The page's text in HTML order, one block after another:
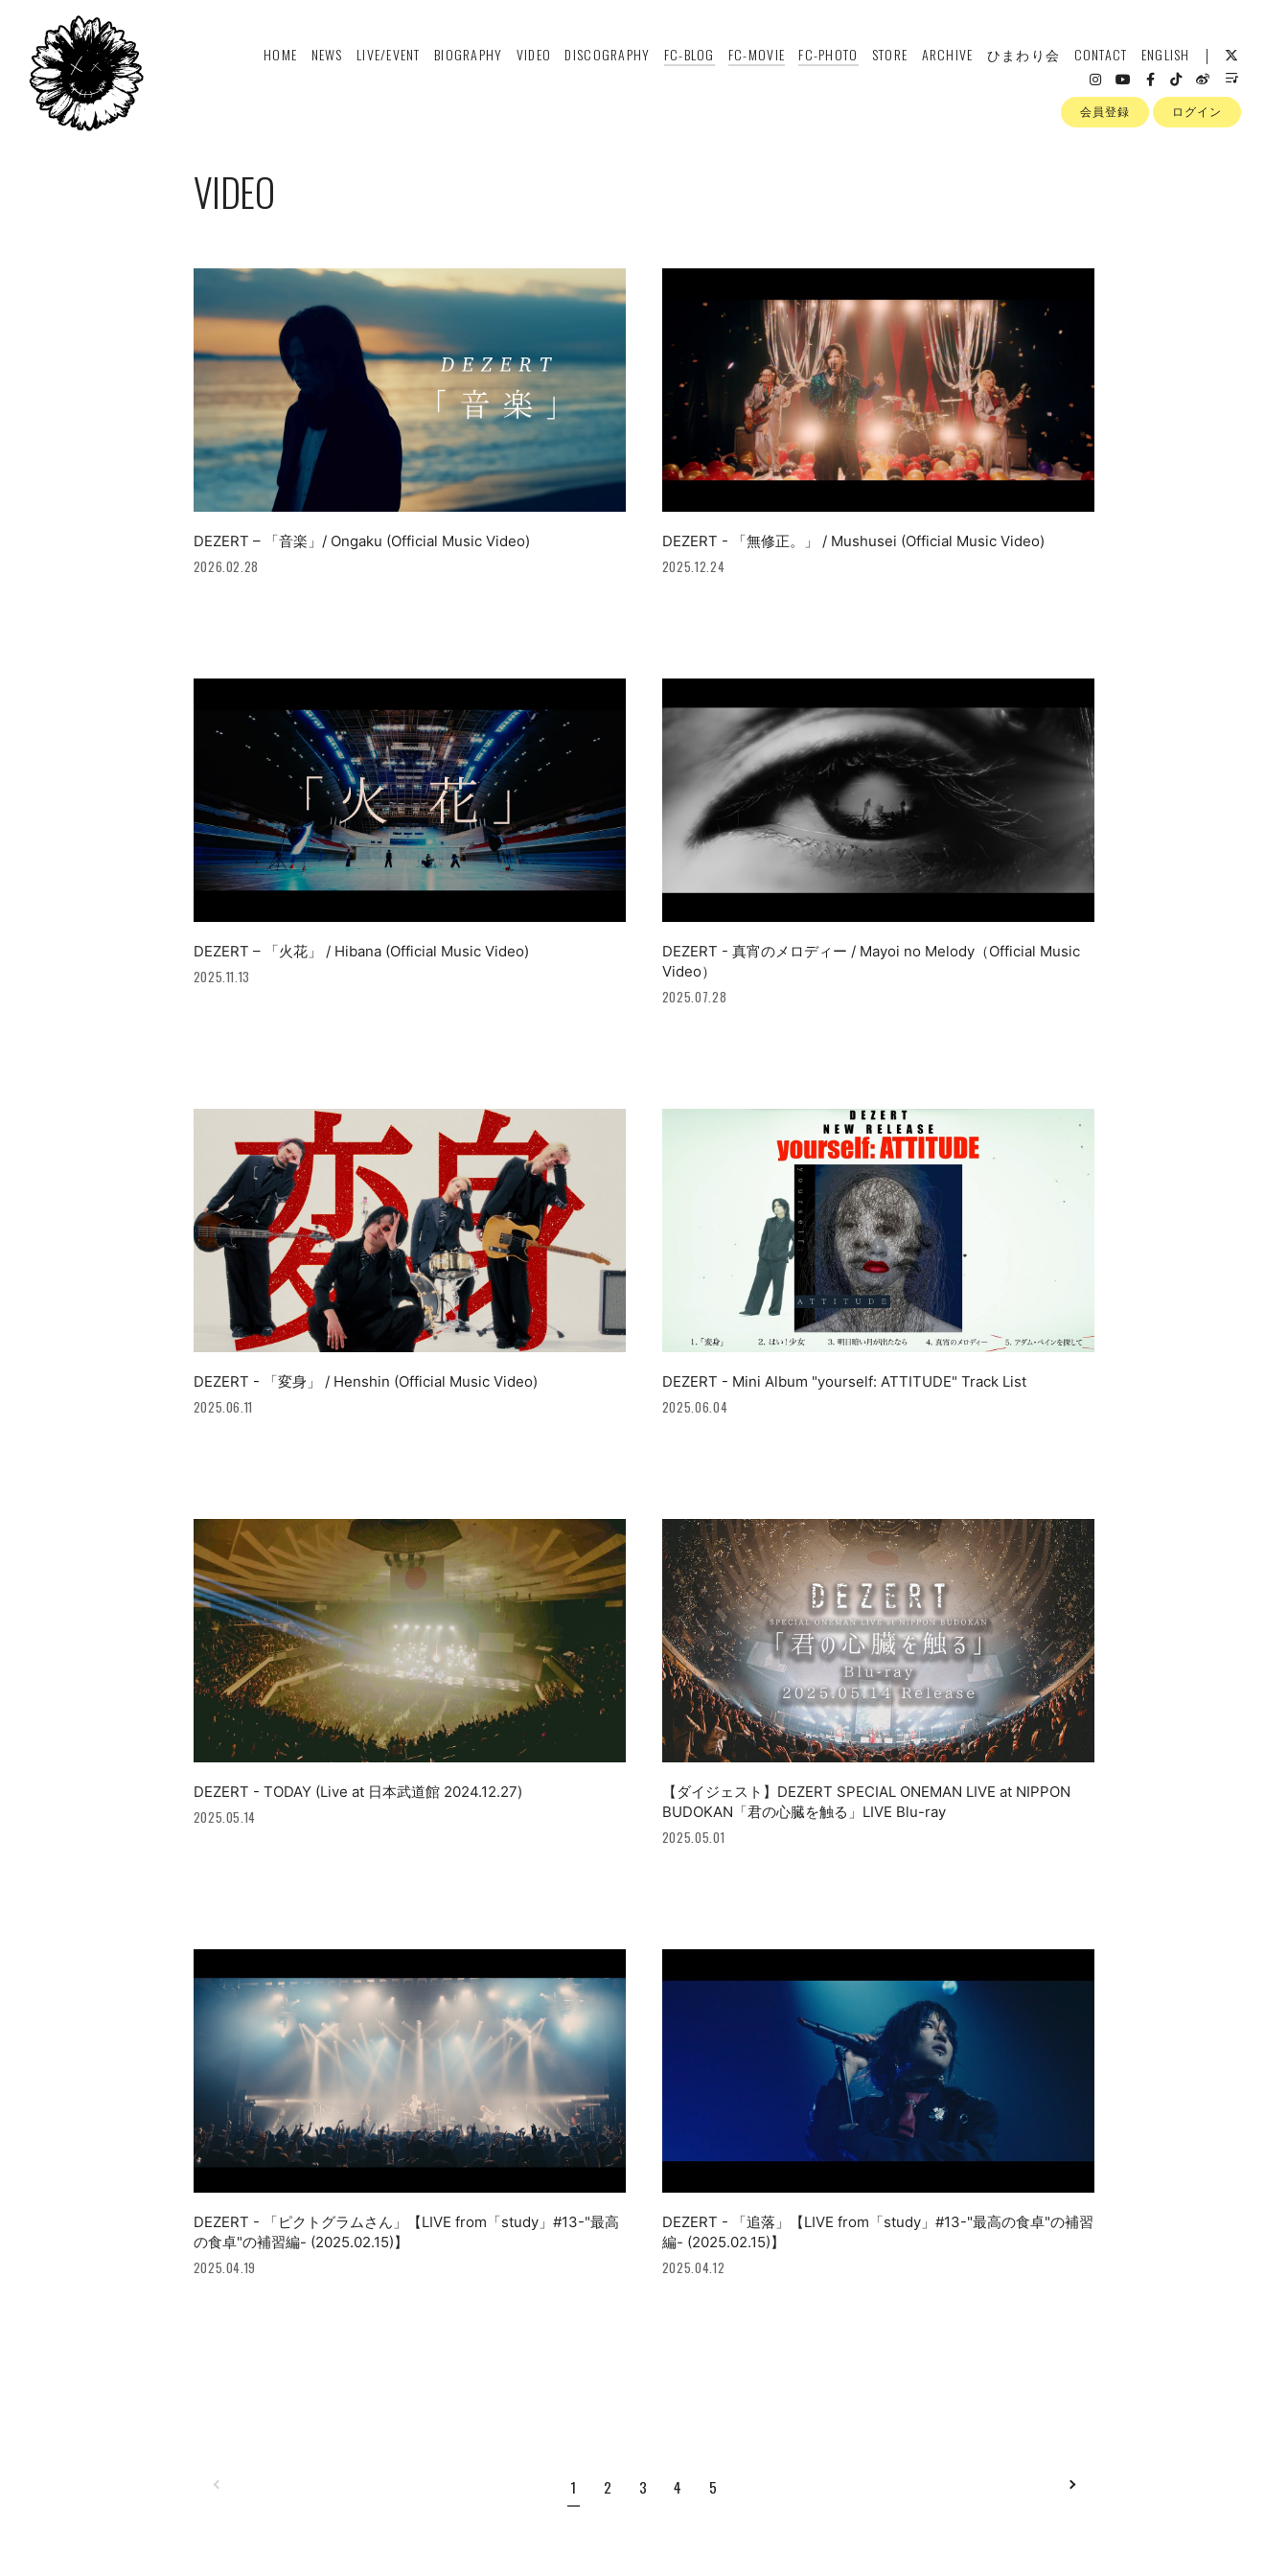
HOME NEWS LIVE/EVENT BIOGRAPHY VIDEO DISCOGRAPHY FC-BLOG FC-MOVIE FC-PHOTO STORE ARCHIVE ひまわり会 CONTACT ENGLISH
会員登録 ログイン
VIDEO
DEZERT – 「音楽」/ Ongaku (Official Music Video)
2026.02.28
DEZERT - 「無修正。」 / Mushusei (Official Music Video)
2025.12.24
DEZERT – 「火花」 / Hibana (Official Music Video)
2025.11.13
DEZERT - 真宵のメロディー / Mayoi no Melody（Official Music
Video）
2025.07.28
DEZERT - 「変身」 / Henshin (Official Music Video)
2025.06.11
DEZERT - Mini Album "yourself: ATTITUDE" Track List
2025.06.04
DEZERT - TODAY (Live at 日本武道館 2024.12.27)
2025.05.14
【ダイジェスト】DEZERT SPECIAL ONEMAN LIVE at NIPPON
BUDOKAN「君の心臓を触る」LIVE Blu-ray
2025.05.01
DEZERT - 「ピクトグラムさん」【LIVE from「study」#13-"最高
の食卓"の補習編- (2025.02.15)】
2025.04.19
DEZERT - 「追落」【LIVE from「study」#13-"最高の食卓"の補習
編- (2025.02.15)】
2025.04.12
1 2 3 4 5